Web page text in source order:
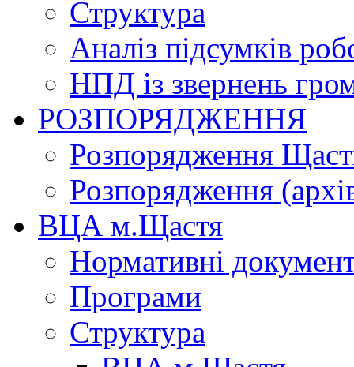
Структура
Аналіз підсумків
НПД із звернень
РОЗПОРЯДЖЕННЯ
Розпорядження
Розпорядження
ВЦА м.Щастя
Нормативні
Програми
Структура